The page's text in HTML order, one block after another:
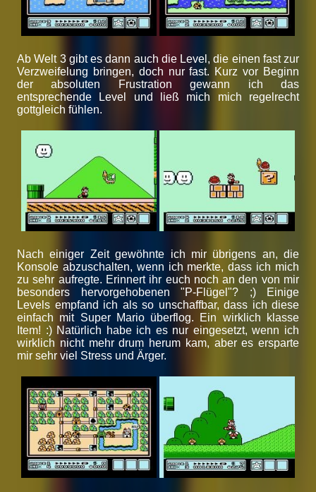
Ab Welt 3 gibt es dann auch die Level, die einen fast zur
Verzweifelung bringen, doch nur fast. Kurz vor Beginn
der absoluten Frustration gewann ich das
entsprechende Level und ließ mich mich regelrecht
gottgleich fühlen.
Nach einiger Zeit gewöhnte ich mir übrigens an, die
Konsole abzuschalten, wenn ich merkte, dass ich mich
zu sehr aufregte. Erinnert ihr euch noch an den von mir
besonders hervorgehobenen "P-Flügel"? ;) Einige
Levels empfand ich als so unschaffbar, dass ich diese
einfach mit Super Mario überflog. Ein wirklich klasse
Item! :) Natürlich habe ich es nur eingesetzt, wenn ich
wirklich nicht mehr drum herum kam, aber es ersparte
mir sehr viel Stress und Ärger.